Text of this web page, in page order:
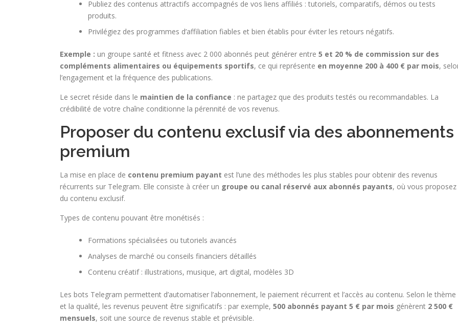
Publiez des contenus attractifs accompagnés de vos liens affiliés : tutoriels, comparatifs, démos ou tests
produits.
Privilégiez des programmes d’affiliation fiables et bien établis pour éviter les retours négatifs.
Exemple : un groupe santé et fitness avec 2 000 abonnés peut générer entre 5 et 20 % de commission sur des
compléments alimentaires ou équipements sportifs, ce qui représente en moyenne 200 à 400 € par mois,
l’engagement et la fréquence des publications.
Le secret réside dans le maintien de la confiance : ne partagez que des produits testés ou recommandables. La
crédibilité de votre chaîne conditionne la pérennité de vos revenus.
Proposer du contenu exclusif via des abonnements
premium
La mise en place de contenu premium payant est l’une des méthodes les plus stables pour obtenir des revenus
récurrents sur Telegram. Elle consiste à créer un groupe ou canal réservé aux abonnés payants, où vous proposez
du contenu exclusif.
Types de contenu pouvant être monétisés :
Formations spécialisées ou tutoriels avancés
Analyses de marché ou conseils financiers détaillés
Contenu créatif : illustrations, musique, art digital, modèles 3D
Les bots Telegram permettent d’automatiser l’abonnement, le paiement récurrent et l’accès au contenu. Selon le thème
et la qualité, les revenus peuvent être significatifs : par exemple, 500 abonnés payant 5 € par mois génèrent 2 500 €
mensuels, soit une source de revenus stable et prévisible.